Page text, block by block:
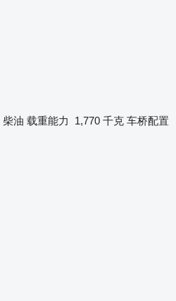
柴油 载重能力 1,770 千克 车桥配置